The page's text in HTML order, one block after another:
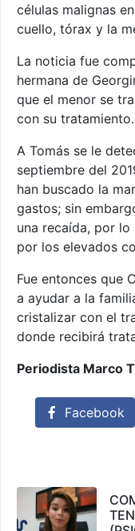
células malignas
cuello, tórax y la
La noticia fue
hermana de
que el menor se
con su tratamiento.
A Tomás se le
septiembre del
han buscado la
gastos; sin
una recaída, por
por los elevados
Fue entonces que
a ayudar a la
cristalizar con el
donde recibirá
Periodista Marco
Facebook